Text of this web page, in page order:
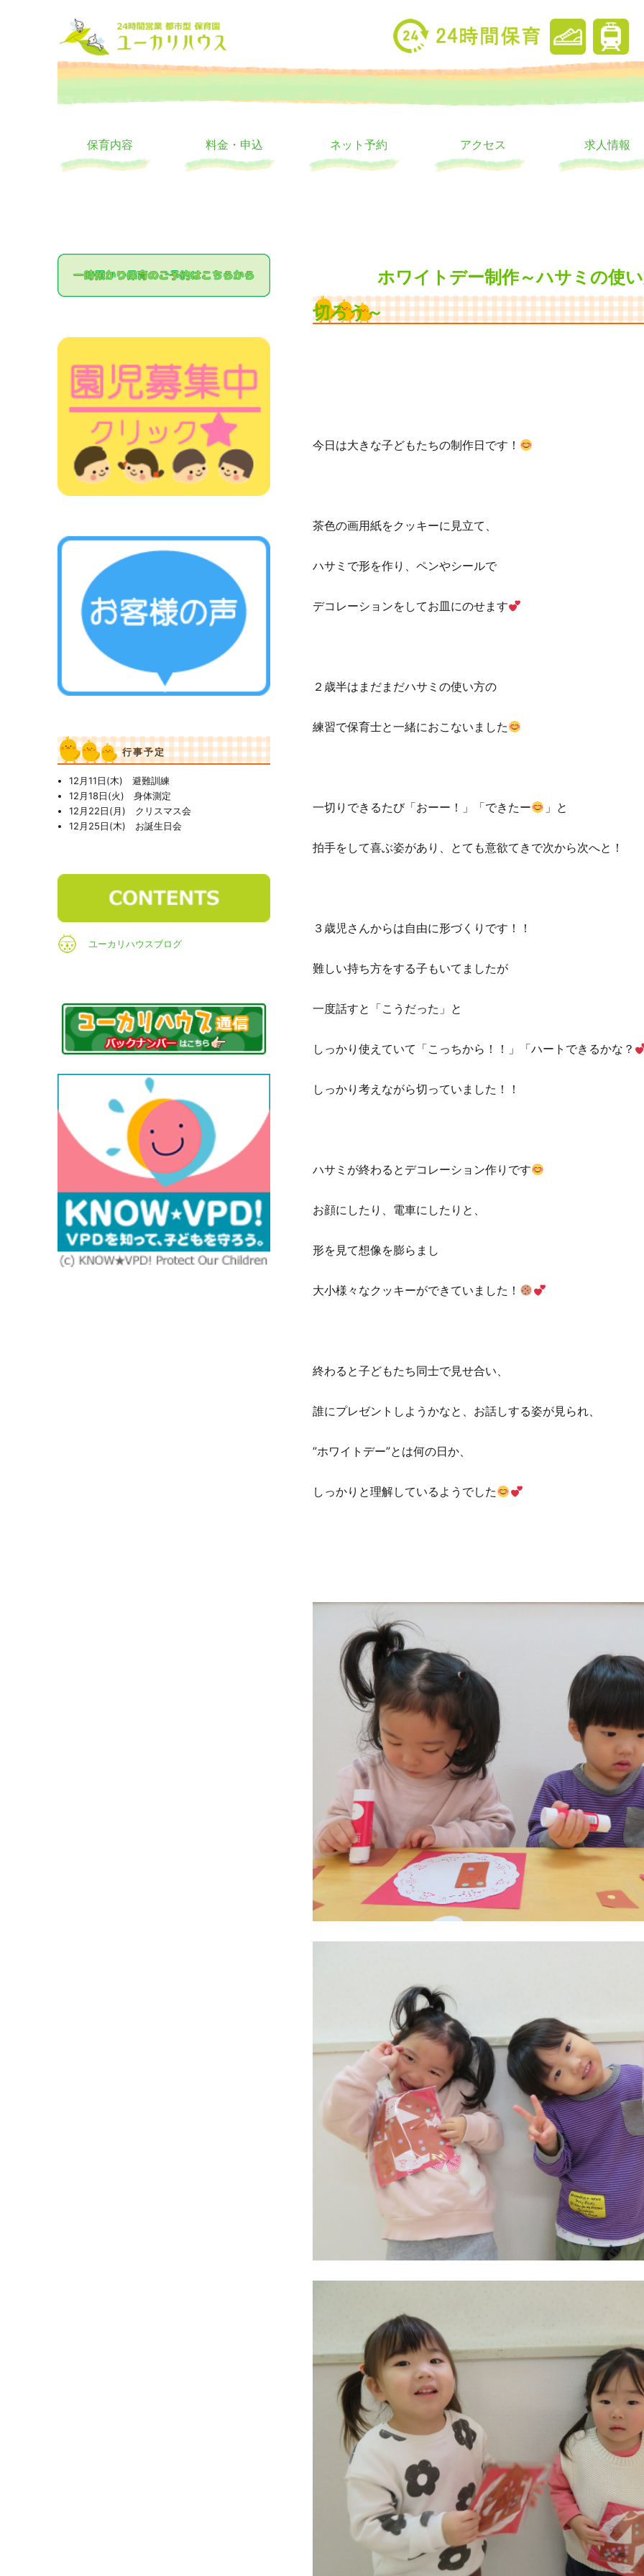
24時間託児所 ユーカリハウス
大阪の24時間託児所 ユーカリハウス 月極 一時保育 一時預かり
保育内容 料金・申込 ネット予約 アクセス 求人情報
ホワイトデー制作～ハサミの使
切ろう～
今日は大きな子どもたちの制作日です！
茶色の画用紙をクッキーに見立て、
ハサミで形を作り、ペンやシールで
デコレーションをしてお皿にのせます
２歳半はまだまだハサミの使い方の
練習で保育士と一緒におこないました
一切りできるたび「おーー！」「できたー 」と
拍手をして喜ぶ姿があり、とても意欲てきで次から次へと！
３歳児さんからは自由に形づくりです！！
難しい持ち方をする子もいてましたが
一度話すと「こうだった」と
しっかり使えていて「こっちから！！」「ハートできるかな？
しっかり考えながら切っていました！！
ハサミが終わるとデコレーション作りです
お顔にしたり、電車にしたりと、
形を見て想像を膨らまし
大小様々なクッキーができていました！
終わると子どもたち同士で見せ合い、
誰にプレゼントしようかなと、お話しする姿が見られ、
”ホワイトデー”とは何の日か、
しっかりと理解しているようでした
行事予定
12月11日(木) 避難訓練
12月18日(火) 身体測定
12月22日(月) クリスマス会
12月25日(木) お誕生日会
ユーカリハウスブログ